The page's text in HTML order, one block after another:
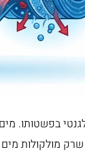
בפשטותו.
שרק מולקולות